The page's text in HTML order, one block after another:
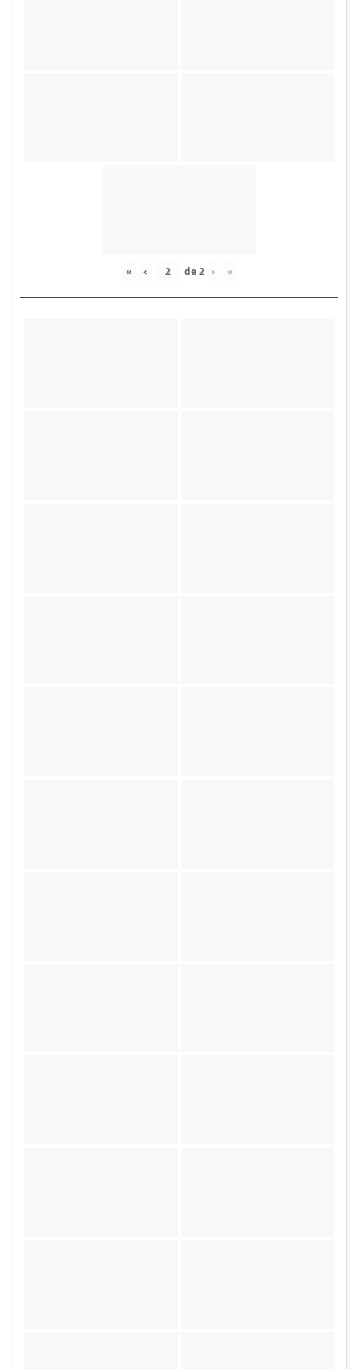
« ‹ de2 › »